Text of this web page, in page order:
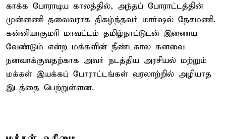
காக்க போராடிய காலத்தில், அந்தப் போராட்டத்தின்
முன்னணி தலைவராக திகழ்ந்தவர் மார்ஷல் நேசமணி.
கன்னியாகுமரி மாவட்டம் தமிழ்நாட்டுடன் இணைய
வேண்டும் என்ற மக்களின் நீண்டகால கனவை
நனவாக்குவதற்காக அவர் நடத்திய அரசியல் மற்றும்
மக்கள் இயக்கப் போராட்டங்கள் வரலாற்றில் அழியாத
இடத்தை பெற்றுள்ளன.